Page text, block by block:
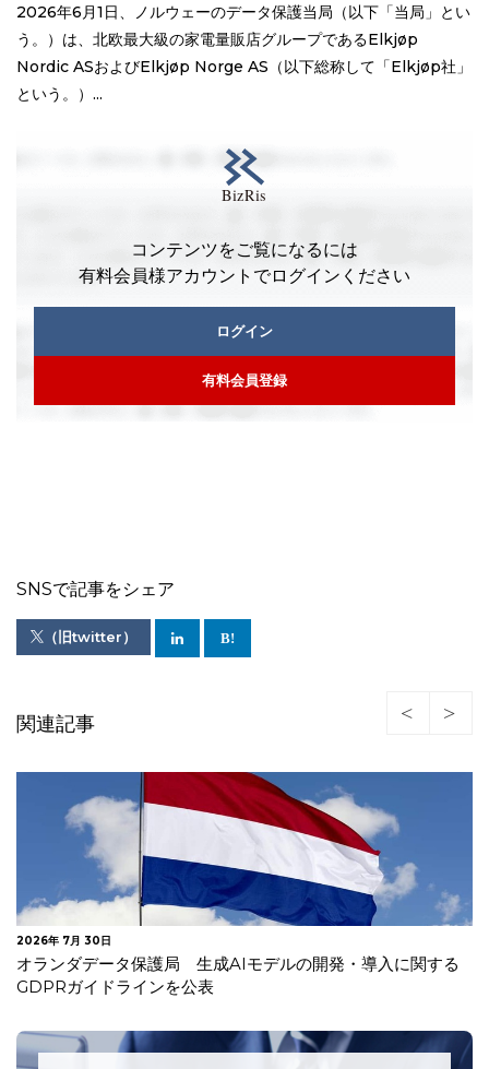
2026年6月1日、ノルウェーのデータ保護当局（以下「当局」とい
う。）は、北欧最大級の家電量販店グループであるElkjøp
Nordic ASおよびElkjøp Norge AS（以下総称して「Elkjøp社」
という。）...
コンテンツをご覧になるには
有料会員様アカウントでログインください
ログイン
有料会員登録
SNSで記事をシェア
（旧twitter）
関連記事
2026年 7月 30日
オランダデータ保護局 生成AIモデルの開発・導入に関する
GDPRガイドラインを公表